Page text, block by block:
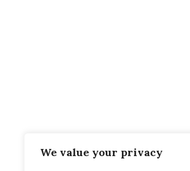
We value your privacy